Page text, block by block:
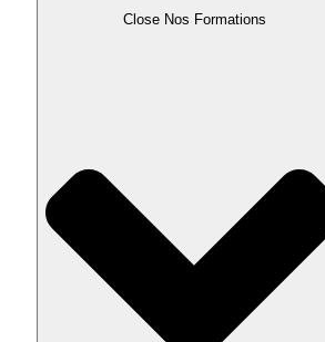
Close Nos Formations